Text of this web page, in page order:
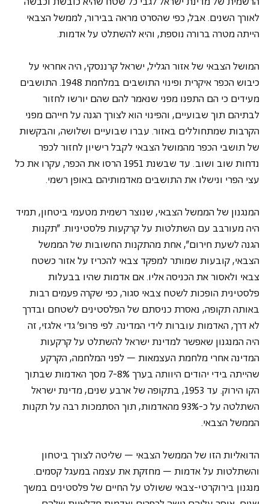
לאורך השנים. אבל, כפי שהסרט מראה בבירור, לממשל הצבאי
הייתה מטרה ברורה נוספת, והיא להשתלט על אדמות.
המושל הצבאי של אזור הגליל, ישראל קרננסקי, היה אחראי על
כיבוש הכפר איקרית ופינוי התושבים במלחמת 1948. התושבים
מעידים כי הם התפנו מפני שנאמר להם שהם יורשו לחזור
לבתיהם תוך שבועיים, והפינוי הוא לצורך הגנה על חייהם מפני
הקרבות שמתחוללים באזור. עברו שבועיים ושלושה, והבקשות
של תושבי הכפר מהמושל הצבאי לקבל רישיון לחזור לכפר
נדחות שוב ושוב. עד שבשנת 1951 הרסו את הכפר, עקרו את כל
עצי הפרי ונישלו את התושבים מאדמותיהם באופן רשמי.
המנגנון של הממשל הצבאי, שנוצר רשמית מטעמי ביטחון, תמיד
היה מעורבב עם השתלטות על קרקעות פלסטיניות. "תקנות
הגנה לשעת חירום", אחת מהתקנות החשובות של הממשל
הצבאי, קובעות שמותר למפקד צבאי להכריז על אזור כשטח
צבאי ולאסור את הכניסה אליו. אם אדמות שהיו בבעלות
פלסטינית הופכות לשטח צבאי סגור, כפי שקרה פעמים רבות
באותה תקופה, נאסרת כניסתם של הפלסטינים לשטחם ובדרך
לא דרך, האדמות עוברות לידי המדינה. לפי פרופ' גדי אלגזי, זה
היה המנגנון שאפשר למדינת ישראל להשתלט על קרקעות
המדינה אחרי מלחמת העצמאות – לפני המלחמה, הקרקע
שהייתה בידי יהודים היוותה בערך 7-8% מסך האדמות שבתוך
הקו הירוק. עד 1953, בתקופה של ארבע שנים, מדינת ישראל
השתלטה על כ-93% מהאדמות, תוך הסתמכות רבה על תקנות
הממשל הצבאי.
הדואליות הזו של הממשל הצבאי – שליטה לצורך ביטחון
והשתלטות על אדמות – מחזקת את עצמה במעגל קסמים.
מנגנון בירוקרטי-צבאי ששולט על החיים של פלסטינים במשך